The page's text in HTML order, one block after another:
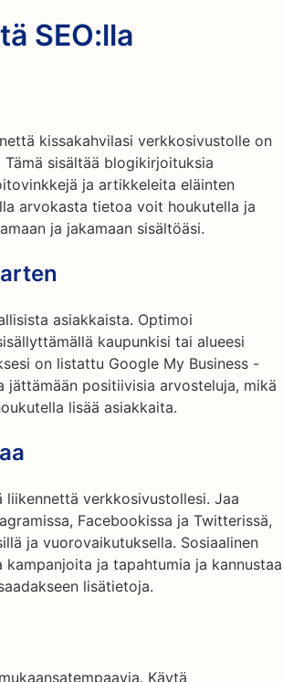
SEO:lla
kissakahvilasi verkkosivustolle on
sisältää blogikirjoituksia
ja artikkeleita eläinten
arvokasta tietoa voit houkutella ja
ja jakamaan sisältöäsi.
asiakkaista. Optimoi
kaupunkisi tai alueesi
on listattu Google My Business -
jättämään positiivisia arvosteluja, mikä
lisää asiakkaita.
liikennettä verkkosivustollesi. Jaa
Facebookissa ja Twitterissä,
ja vuorovaikutuksella. Sosiaalinen
ja tapahtumia ja kannustaa
lisätietoja.
Käytä